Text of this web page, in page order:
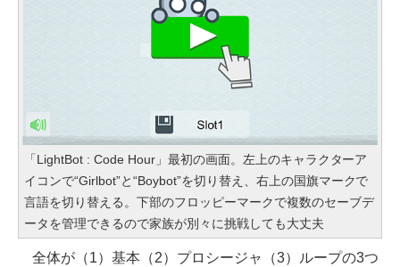
「LightBot : Code Hour」最初の画面。左上のキャラクターア
イコンで“Girlbot”と“Boybot”を切り替え、右上の国旗マークで
言語を切り替える。下部のフロッピーマークで複数のセーブデ
ータを管理できるので家族が別々に挑戦しても大丈夫
全体が（1）基本（2）プロシージャ（3）ループの3つ